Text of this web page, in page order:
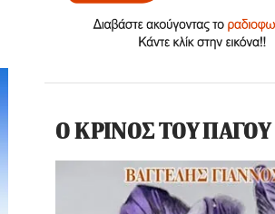
Ο ΚΡΙΝΟΣ ΤΟΥ ΠΑΓΟΥ